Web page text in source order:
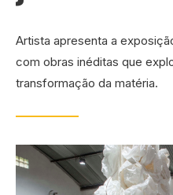
Artista apresenta a
com obras inéditas que
transformação da matéria.